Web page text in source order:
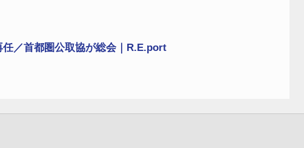
任／首都圏公取協が総会｜R.E.port